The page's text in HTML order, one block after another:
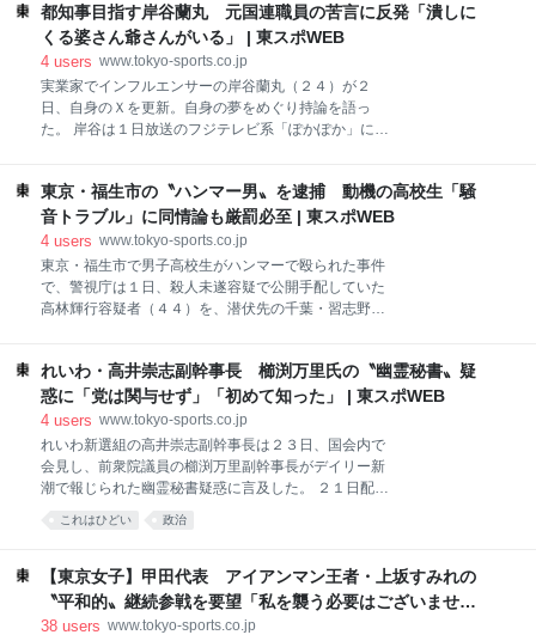
和国政府当局者から指示を受
り話題となっている。 高須氏は長年の小泉ファンで
「自分の青春はキョンキョンと共にあった」と回顧。
今回の騒動については「僕の意見は、これが民主主義
論弾圧もなく封鎖もなく、アーティスト・歌手も一般
の人たちも言いたいことが言えるわけですね」と語る
と「で、小泉さんは護憲派なわけですよね。憲法９条
想で自由なんですよ」と説明。「それをコンサートで
ＤＪが憲法９条を朗読したわけですけども、これもコ
ンセプトとして自由なんですよ
都知事目指す岸谷蘭丸 元国連職員の苦言に反発「潰しに
くる婆さん爺さんがいる」 | 東スポWEB
4 users www.tokyo-sports.co.jp
実業家でインフルエンサーの岸谷蘭丸（２４）が２
日、自身のＸを更新。自身の夢をめぐり持論を語っ
た。 岸谷は１日放送のフジテレビ系「ぽかぽか」に出
の大きな夢にＳＮＳではツッコミが入った。元国連職
員で著述家の谷本真由美氏は「結局、この人は、一般
の日本人みたいに、企業などで下積みするんじゃなく
て、親の名声を使って政治家になりたいだけなんでし
ょう」と鋭く指摘。「お金周りが理解できない人は政
治家には絶対なってはいけないんです」などと論じ
山いる」と受け止めると「大抵若い頃うまくいかなか
ったコンプぶつけてきてるだけだし負けちゃいけんよ
なと思う」と改めて決意をつづった。
東京・福生市の〝ハンマー男〟を逮捕 動機の高校生「騒
音トラブル」に同情論も厳罰必至 | 東スポWEB
4 users www.tokyo-sports.co.jp
東京・福生市で男子高校生がハンマーで殴られた事件
で、警視庁は１日、殺人未遂容疑で公開手配していた
高林輝行容疑者（４４）を、潜伏先の千葉・習志野市
葉方面へ移動。１日昼ごろに高林容疑者の車が見つか
り、午後４時過ぎ、習志野市内のアパートの一室に潜
伏していた容疑者を見つけ逮捕した。高林容疑者は抵
抗する様子もなく、調べに「殺すつもりはなかった」
と容疑を一部否認している。 事件は先月２９日午前７
時過ぎに発生。高林容疑者と同居する母親が、自宅向
を注意。しかし、その後も高校生らが居続けたことか
校生のうち１人は左目の眼底骨折の重傷。通報を受け
て駆け付けた警察官にも、サバイバルナイフを向け、
噴射器で液体をまきケガをさせ
れいわ・高井崇志副幹事長 櫛渕万里氏の〝幽霊秘書〟疑
惑に「党は関与せず」「初めて知った」 | 東スポWEB
4 users www.tokyo-sports.co.jp
れいわ新選組の高井崇志副幹事長は２３日、国会内で
会見し、前衆院議員の櫛渕万里副幹事長がデイリー新
潮で報じられた幽霊秘書疑惑に言及した。 ２１日配信
のデイリー新潮では「れいわ新選組に新たな『秘書問
題』が浮上」と題し、櫛渕氏が衆院議員の在職時に公
との疑惑を報じた。 れいわを巡っては、一部の議員の
公設秘書を党から派遣された職員が務める上納システ
ムが判明し、物議を醸していた。高井氏は公設秘書の
これはひどい 政治
【東京女子】甲田代表 アイアンマン王者・上坂すみれの
〝平和的〟継続参戦を要望「私を襲う必要はございませ
ん」 | 東スポWEB
38 users www.tokyo-sports.co.jp